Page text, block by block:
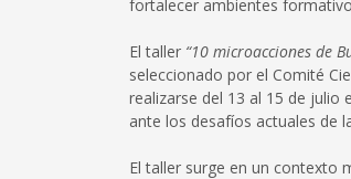
fortalecer ambientes
El taller “10 microacciones de
seleccionado por el Comité
realizarse del 13 al 15 de julio
ante los desafíos actuales de
El taller surge en un contexto